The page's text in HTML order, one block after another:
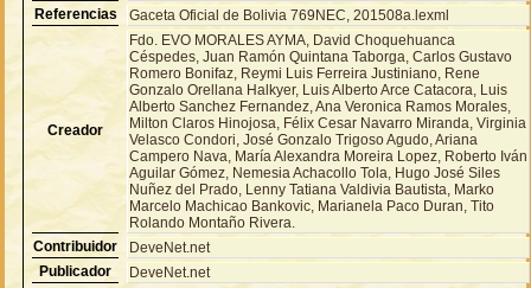
Referencias
Gaceta Oficial de Bolivia 769NEC, 201508a.lexml
Creador
Fdo. EVO MORALES AYMA, David Choquehuanca
Céspedes, Juan Ramón Quintana Taborga, Carlos Gustavo
Romero Bonifaz, Reymi Luis Ferreira Justiniano, Rene
Gonzalo Orellana Halkyer, Luis Alberto Arce Catacora, Luis
Alberto Sanchez Fernandez, Ana Veronica Ramos Morales,
Milton Claros Hinojosa, Félix Cesar Navarro Miranda, Virginia
Velasco Condori, José Gonzalo Trigoso Agudo, Ariana
Campero Nava, María Alexandra Moreira Lopez, Roberto Iván
Aguilar Gómez, Nemesia Achacollo Tola, Hugo José Siles
Nuñez del Prado, Lenny Tatiana Valdivia Bautista, Marko
Marcelo Machicao Bankovic, Marianela Paco Duran, Tito
Rolando Montaño Rivera.
Contribuidor
DeveNet.net
Publicador
DeveNet.net